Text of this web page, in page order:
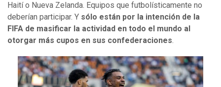
Haití o Nueva Zelanda. Equipos que futbolísticamente no
deberían participar. Y sólo están por la intención de la
FIFA de masificar la actividad en todo el mundo al
otorgar más cupos en sus confederaciones.